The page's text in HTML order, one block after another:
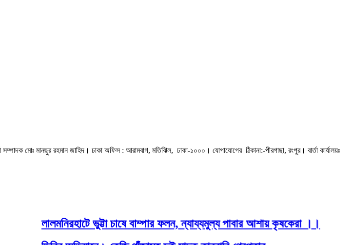
মোঃ মানছুর রহমান জাহিদ। ঢাকা অফিস : আরামবাগ, মতিঝিল, ঢাকা-১০০০। যোগাযোগের ঠিকানা:-পীরগাছা‌, রংপুর। বার্তা কার্যালয়ঃ
লালমনিরহাটে ভুট্টা চাষে বাম্পার ফলন, ন্যায্যমুল্য পাবার আশায় কৃষকেরা ।।